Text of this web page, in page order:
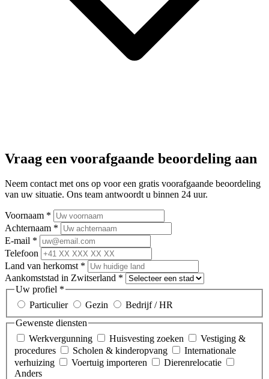
Vraag een voorafgaande beoordeling aan
Neem contact met ons op voor een gratis voorafgaande beoordeling
van uw situatie. Ons team antwoordt u binnen 24 uur.
Voornaam *
Achternaam *
E-mail *
Telefoon
Land van herkomst *
Aankomststad in Zwitserland *
Uw profiel *
Particulier
Gezin
Bedrijf / HR
Gewenste diensten
Werkvergunning
Huisvesting zoeken
Vestiging &
procedures
Scholen & kinderopvang
Internationale
verhuizing
Voertuig importeren
Dierenrelocatie
Anders